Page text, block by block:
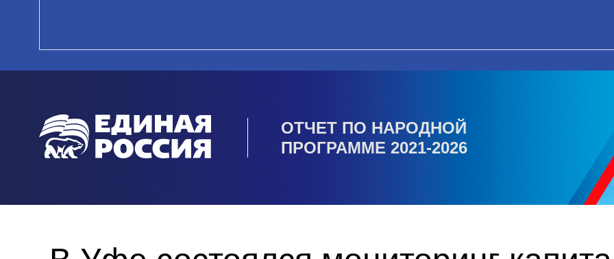
ОТЧЕТ ПО НАРОДНОЙ
ПРОГРАММЕ 2021-2026